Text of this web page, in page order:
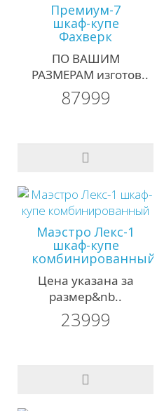
Премиум-7
шкаф-купе
Фахверк
ПО ВАШИМ
РАЗМЕРАМ изготов..
87999
Маэстро Лекс-1
шкаф-купе
комбинированный
Цена указана за
размер&nb..
23999